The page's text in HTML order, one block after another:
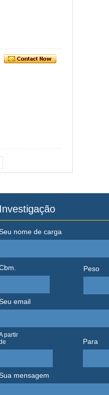
Investigação
nome de carga
Peso
email
partir
Para
mensagem